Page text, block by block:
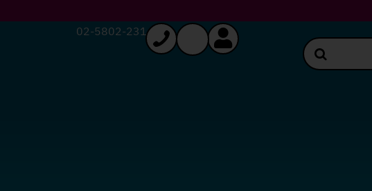
02-5802-231